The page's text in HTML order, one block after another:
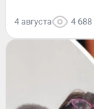
4 августа 4 688